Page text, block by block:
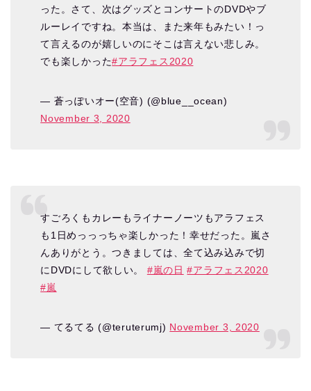
った。さて、次はグッズとコンサートのDVDやブ
ルーレイですね。本当は、また来年もみたい！っ
て言えるのが嬉しいのにそこは言えない悲しみ。
でも楽しかった#アラフェス2020
— 蒼っぽいオー(空音) (@blue__ocean)
November 3, 2020
すごろくもカレーもライナーノーツもアラフェス
も1日めっっっちゃ楽しかった！幸せだった。嵐さ
んありがとう。つきましては、全て込み込みで切
にDVDにして欲しい。 #嵐の日 #アラフェス2020
#嵐
— てるてる (@teruterumj) November 3, 2020